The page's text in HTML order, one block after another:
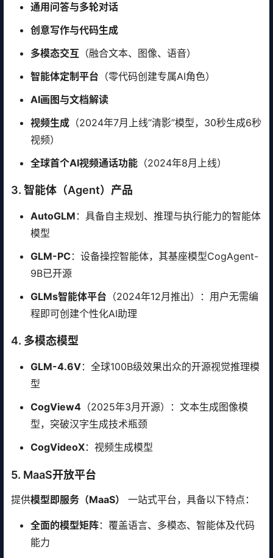
通用问答与多轮对话
创意写作与代码生成
多模态交互 （融合文本、图像、语音）
智能体定制平台 （零代码创建专属AI角色）
AI画图与文档解读
视频生成 （2024年7月上线“清影”模型，30秒生成6秒
视频）
全球首个AI视频通话功能 （2024年8月上线）
3. 智能体（Agent）产品
AutoGLM ：具备自主规划、推理与执行能力的智能体
模型
GLM-PC：设备操控智能体，其基座模型CogAgent-
9B已开源
GLMs智能体平台 （2024年12月推出）：用户无需编
程即可创建个性化AI助理
4. 多模态模型
GLM-4.6V：全球100B级效果出众的开源视觉推理模
型
CogView4 （2025年3月开源）：文本生成图像模
型，突破汉字生成技术瓶颈
CogVideoX：视频生成模型
5. MaaS开放平台
提供模型即服务（MaaS） 一站式平台，具备以下特点：
全面的模型矩阵：覆盖语言、多模态、智能体及代码
能力